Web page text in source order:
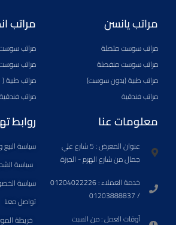
o
o
k
-
s
q
r
e
g
r
a
مراتب يانسن
مراتب سوست متصلة
مراتب سوست منفصلة
مراتب طبية (بدون سوست)
مراتب فندقية
مراتب
مراتب
مراتب
مراتب
مراتب فندقية
معلومات عنا
عنوان المعرض : 5 شارع علي
جمال من شارع الهرم - الجيزة
خدمة العملاء : 01204022226
/ 01203888837
أوقات العمل : من السبت
روابط
سياسة البيع
سياسة
سياسة
تواصل معنا
خريطة